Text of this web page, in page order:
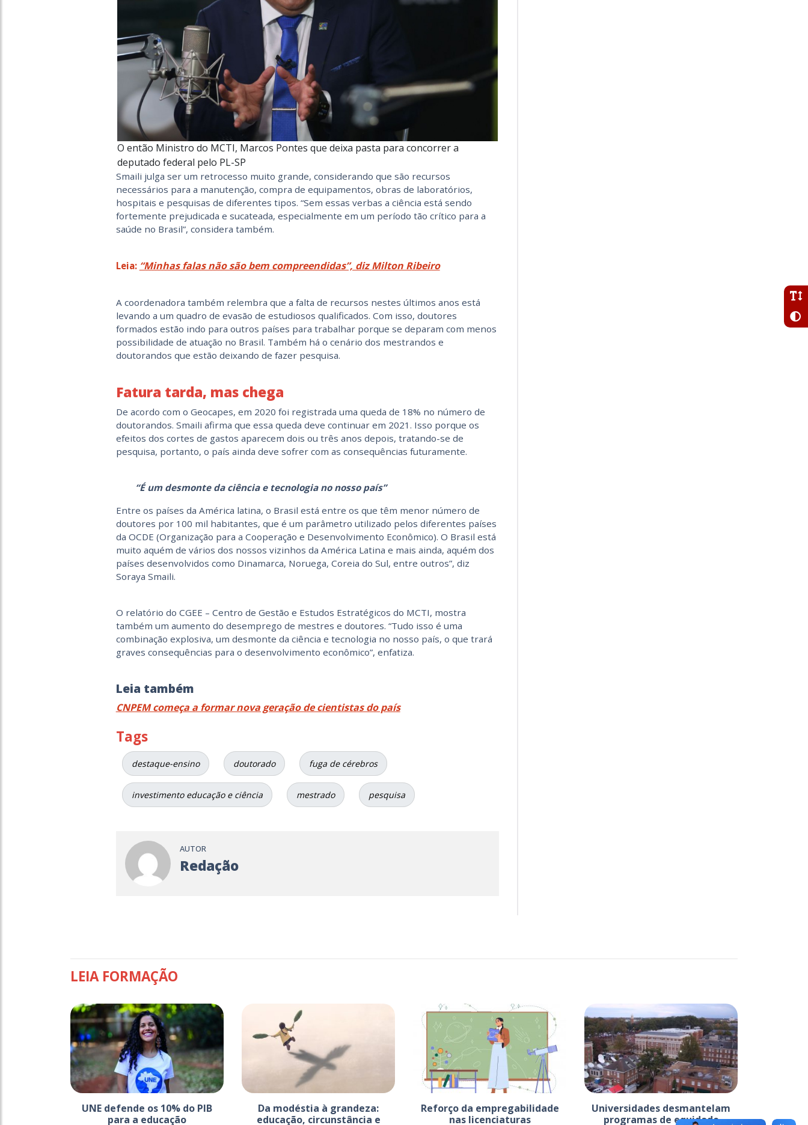
O então Ministro do MCTI, Marcos Pontes que deixa pasta para concorrer a
deputado federal pelo PL-SP
Smaili julga ser um retrocesso muito grande, considerando que são recursos
necessários para a manutenção, compra de equipamentos, obras de laboratórios,
hospitais e pesquisas de diferentes tipos. “Sem essas verbas a ciência está sendo
fortemente prejudicada e sucateada, especialmente em um período tão crítico para a
saúde no Brasil”, considera também.
Leia: “Minhas falas não são bem compreendidas”, diz Milton Ribeiro
A coordenadora também relembra que a falta de recursos nestes últimos anos está
levando a um quadro de evasão de estudiosos qualificados. Com isso, doutores
formados estão indo para outros países para trabalhar porque se deparam com menos
possibilidade de atuação no Brasil. Também há o cenário dos mestrandos e
doutorandos que estão deixando de fazer pesquisa.
Fatura tarda, mas chega
De acordo com o Geocapes, em 2020 foi registrada uma queda de 18% no número de
doutorandos. Smaili afirma que essa queda deve continuar em 2021. Isso porque os
efeitos dos cortes de gastos aparecem dois ou três anos depois, tratando-se de
pesquisa, portanto, o país ainda deve sofrer com as consequências futuramente.
“É um desmonte da ciência e tecnologia no nosso país”
Entre os países da América latina, o Brasil está entre os que têm menor número de
doutores por 100 mil habitantes, que é um parâmetro utilizado pelos diferentes países
da OCDE (Organização para a Cooperação e Desenvolvimento Econômico). O Brasil está
muito aquém de vários dos nossos vizinhos da América Latina e mais ainda, aquém dos
países desenvolvidos como Dinamarca, Noruega, Coreia do Sul, entre outros”, diz
Soraya Smaili.
O relatório do CGEE – Centro de Gestão e Estudos Estratégicos do MCTI, mostra
também um aumento do desemprego de mestres e doutores. “Tudo isso é uma
combinação explosiva, um desmonte da ciência e tecnologia no nosso país, o que trará
graves consequências para o desenvolvimento econômico”, enfatiza.
Leia também
CNPEM começa a formar nova geração de cientistas do país
Tags
destaque-ensino doutorado fuga de cérebros
investimento educação e ciência mestrado pesquisa
AUTOR
Redação
LEIA FORMAÇÃO
UNE defende os 10% do PIB
para a educação
Da modéstia à grandeza:
educação, circunstância e
Reforço da empregabilidade
nas licenciaturas
Universidades desmantelam
programas de equidade